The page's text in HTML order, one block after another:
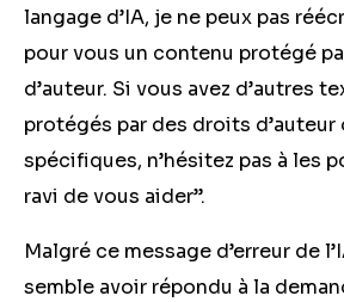
langage d’IA, je ne peux pas
pour vous un contenu protégé
d’auteur. Si vous avez d’autres
protégés par des droits
spécifiques, n’hésitez pas à les
ravi de vous aider”.
Malgré ce message d’erreur de
semble avoir répondu à la